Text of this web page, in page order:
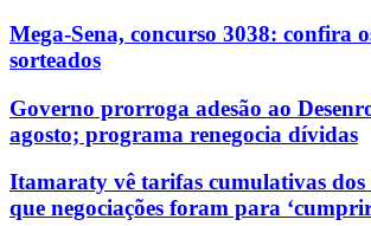
Mega-Sena, concurso 3038: confira
sorteados
Governo prorroga adesão ao
agosto; programa renegocia dívidas
Itamaraty vê tarifas cumulativas
que negociações foram para